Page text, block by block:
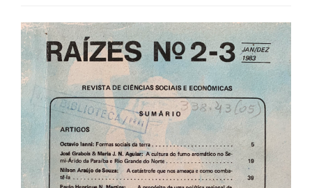
Barra
lateral
de
artigos